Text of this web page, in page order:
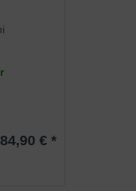
€ *